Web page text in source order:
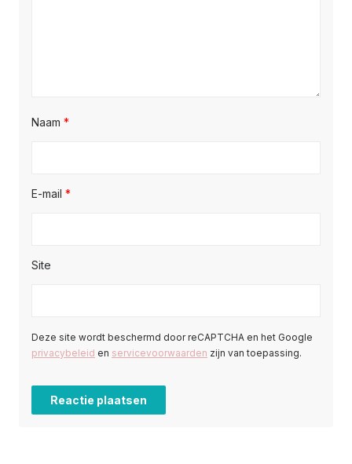
Naam *
E-mail *
Site
Deze site wordt beschermd door reCAPTCHA en het Google
privacybeleid en servicevoorwaarden zijn van toepassing.